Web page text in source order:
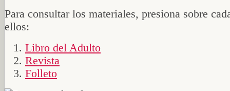
Para consultar los materiales, presiona sobre
ellos:
Libro del Adulto
Revista
Folleto